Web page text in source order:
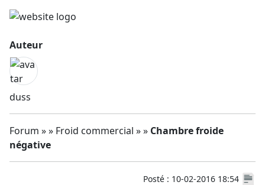
Auteur
duss
Forum » » Froid commercial » » Chambre froide
négative
Posté : 10-02-2016 18:54